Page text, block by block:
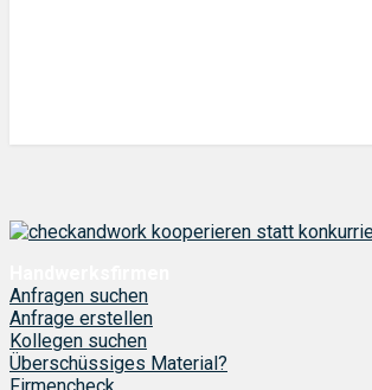
Anfragen suchen
Anfrage erstellen
Kollegen suchen
Überschüssiges Material?